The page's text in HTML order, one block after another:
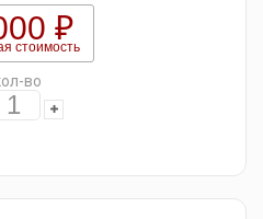
₽
стоимость
во